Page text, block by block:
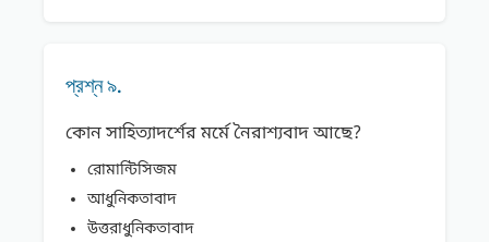
প্রশ্ন ৯.
কোন সাহিত্যাদর্শের মর্মে নৈরাশ্যবাদ আছে?
রােমান্টিসিজম
আধুনিকতাবাদ
উত্তরাধুনিকতাবাদ